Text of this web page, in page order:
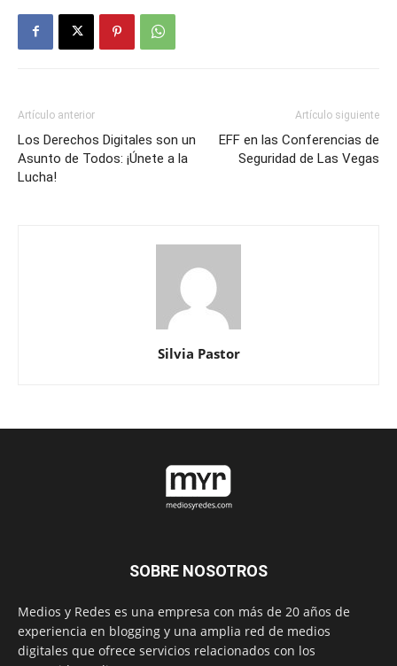
Artículo anterior
Los Derechos Digitales son un
Asunto de Todos: ¡Únete a la
Lucha!
Artículo siguiente
EFF en las Conferencias de
Seguridad de Las Vegas
Silvia Pastor
SOBRE NOSOTROS
Medios y Redes es una empresa con más de 20 años de
experiencia en blogging y una amplia red de medios
digitales que ofrece servicios relacionados con los